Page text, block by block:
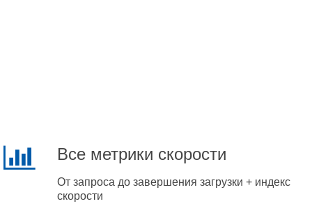
Все метрики скорости
От запроса до завершения загрузки + индекс
скорости